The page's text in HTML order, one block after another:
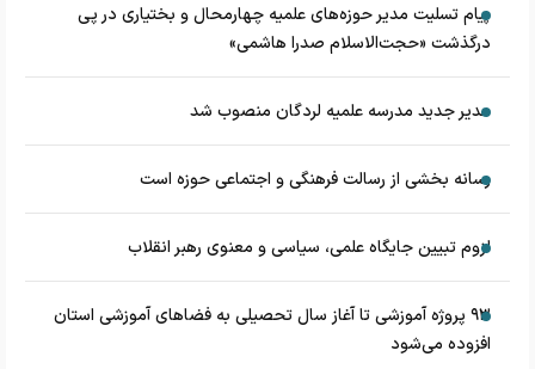
پیام تسلیت مدیر حوزه‌های علمیه چهارمحال و بختیاری در پی
درگذشت «حجت‌الاسلام صدرا هاشمی»
مدیر جدید مدرسه علمیه لردگان منصوب شد
رسانه بخشی از رسالت فرهنگی و اجتماعی حوزه است
لزوم تبیین جایگاه علمی، سیاسی و معنوی رهبر انقلاب
۹۳ پروژه آموزشی تا آغاز سال تحصیلی به فضاهای آموزشی استان
افزوده می‌شود